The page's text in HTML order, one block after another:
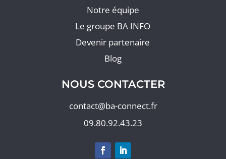
Notre équipe
Le groupe BA INFO
Devenir partenaire
Blog
NOUS CONTACTER
contact@ba-connect.fr
09.80.92.43.23